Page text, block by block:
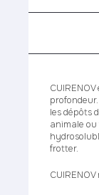
les dépôts
animale
frotter.